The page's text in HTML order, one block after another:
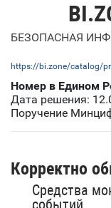
БЕЗОПАСНАЯ
https://bi.zone/catalog/
Номер в Едином
Дата решения:
Поручение
Корректно
Средства